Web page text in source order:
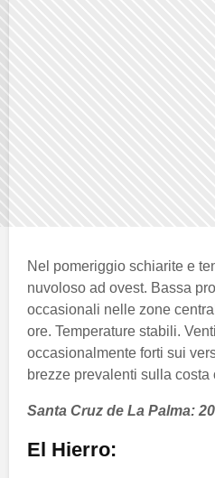
Nel pomeriggio schiarite e
nuvoloso ad ovest. Bassa
occasionali nelle zone
ore. Temperature stabili.
occasionalmente forti sui
brezze prevalenti sulla costa
Santa Cruz de La Palma:
El Hierro: